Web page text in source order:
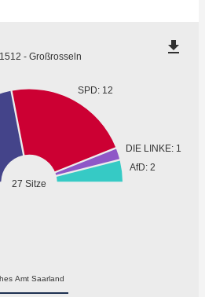
27 Sitze
SPD: 12
DIE LINKE: 1
AfD: 2
Amt Saarland
- Großrosseln
file_download